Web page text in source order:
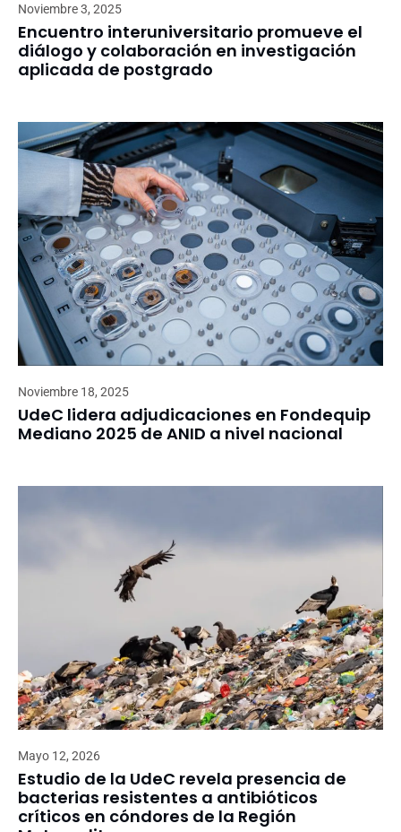
Noviembre 3, 2025
Encuentro interuniversitario promueve el
diálogo y colaboración en investigación
aplicada de postgrado
Noviembre 18, 2025
UdeC lidera adjudicaciones en Fondequip
Mediano 2025 de ANID a nivel nacional
Mayo 12, 2026
Estudio de la UdeC revela presencia de
bacterias resistentes a antibióticos
críticos en cóndores de la Región